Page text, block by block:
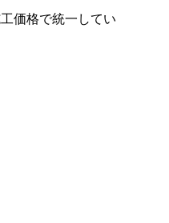
お庭を眺める楽しみをご
ます。快適な教育環境づ
ます。10年以上の耐久性
安心な環境を、千葉や神
価格で統一してい